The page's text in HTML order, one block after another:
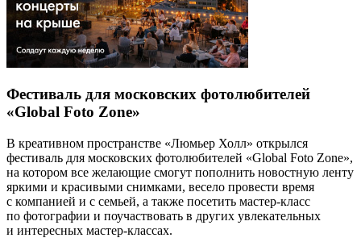
Фестиваль для московских фотолюбителей
«Global Foto Zone»
В креативном пространстве «Люмьер Холл» открылся
фестиваль для московских фотолюбителей «Global Foto Zone»,
на котором все желающие смогут пополнить новостную ленту
яркими и красивыми снимками, весело провести время
с компанией и с семьей, а также посетить мастер-класс
по фотографии и поучаствовать в других увлекательных
и интересных мастер-классах.